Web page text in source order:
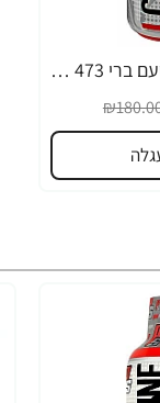
ל-קרניטין 3000 טעם ברי 473 מ"ל - ProSupps